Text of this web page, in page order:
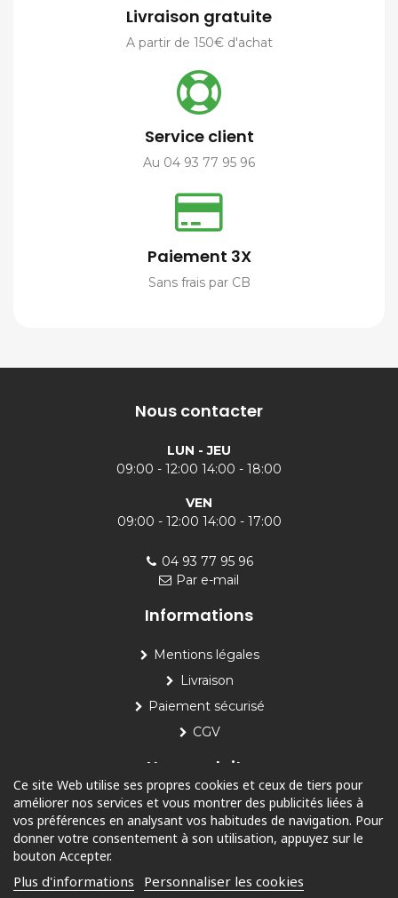
Livraison gratuite
A partir de 150€ d'achat
Service client
Au 04 93 77 95 96
Paiement 3X
Sans frais par CB
Nous contacter
LUN - JEU
09:00 - 12:00 14:00 - 18:00
VEN
09:00 - 12:00 14:00 - 17:00
04 93 77 95 96
Par e-mail
Informations
Mentions légales
Livraison
Paiement sécurisé
CGV
Nos produits
Piscine
Jardin
Outdoor
Ce site Web utilise ses propres cookies et ceux de tiers pour
améliorer nos services et vous montrer des publicités liées à
vos préférences en analysant vos habitudes de navigation. Pour
donner votre consentement à son utilisation, appuyez sur le
bouton Accepter.
Plus d'informations Personnaliser les cookies